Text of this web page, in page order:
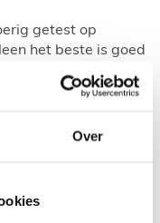
Over
getest op
het beste is goed
modellen en